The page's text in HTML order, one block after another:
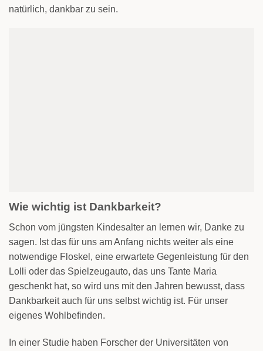
natürlich, dankbar zu sein.
Wie wichtig ist Dankbarkeit?
Schon vom jüngsten Kindesalter an lernen wir, Danke zu
sagen. Ist das für uns am Anfang nichts weiter als eine
notwendige Floskel, eine erwartete Gegenleistung für den
Lolli oder das Spielzeugauto, das uns Tante Maria
geschenkt hat, so wird uns mit den Jahren bewusst, dass
Dankbarkeit auch für uns selbst wichtig ist. Für unser
eigenes Wohlbefinden.
In einer Studie haben Forscher der Universitäten von